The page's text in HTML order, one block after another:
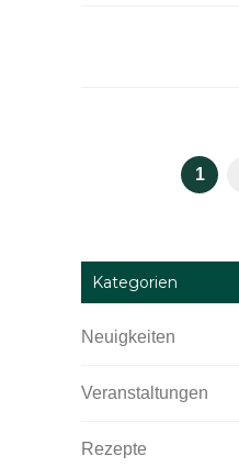
1
Kategorien
Neuigkeiten
Veranstaltungen
Rezepte